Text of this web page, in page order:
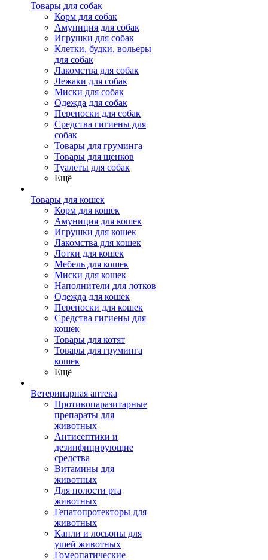
Товары для собак
Корм для собак
Амуниция для собак
Игрушки для собак
Клетки, будки, вольеры
для собак
Лакомства для собак
Лежаки для собак
Миски для собак
Одежда для собак
Переноски для собак
Средства гигиены для
собак
Товары для груминга
Товары для щенков
Туалеты для собак
Ещё
Товары для кошек
Корм для кошек
Амуниция для кошек
Игрушки для кошек
Лакомства для кошек
Лотки для кошек
Мебель для кошек
Миски для кошек
Наполнители для лотков
Одежда для кошек
Переноски для кошек
Средства гигиены для
кошек
Товары для котят
Товары для груминга
кошек
Ещё
Ветеринарная аптека
Противопаразитарные
препараты для
животных
Антисептики и
дезинфицирующие
средства
Витамины для
животных
Для полости рта
животных
Гепатопротекторы для
животных
Капли и лосьоны для
ушей животных
Гомеопатические